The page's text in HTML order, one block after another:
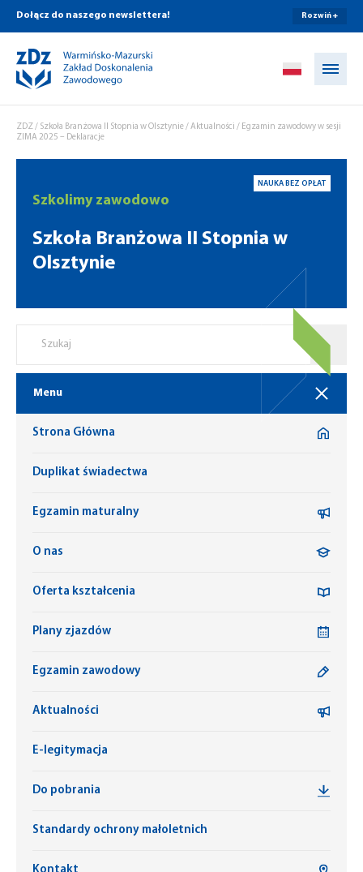
Dołącz do naszego newslettera! Rozwiń +
ZDZ/ Szkoła Branżowa II Stopnia w Olsztynie/ Aktualności / Egzamin zawodowy w sesji
ZIMA 2025 – Deklaracje
NAUKA BEZ OPŁAT
Szkolimy zawodowo
Szkoła Branżowa II Stopnia w
Olsztynie
Menu
Strona Główna
Duplikat świadectwa
Egzamin maturalny
O nas
Oferta kształcenia
Plany zjazdów
Egzamin zawodowy
Aktualności
E-legitymacja
Do pobrania
Standardy ochrony małoletnich